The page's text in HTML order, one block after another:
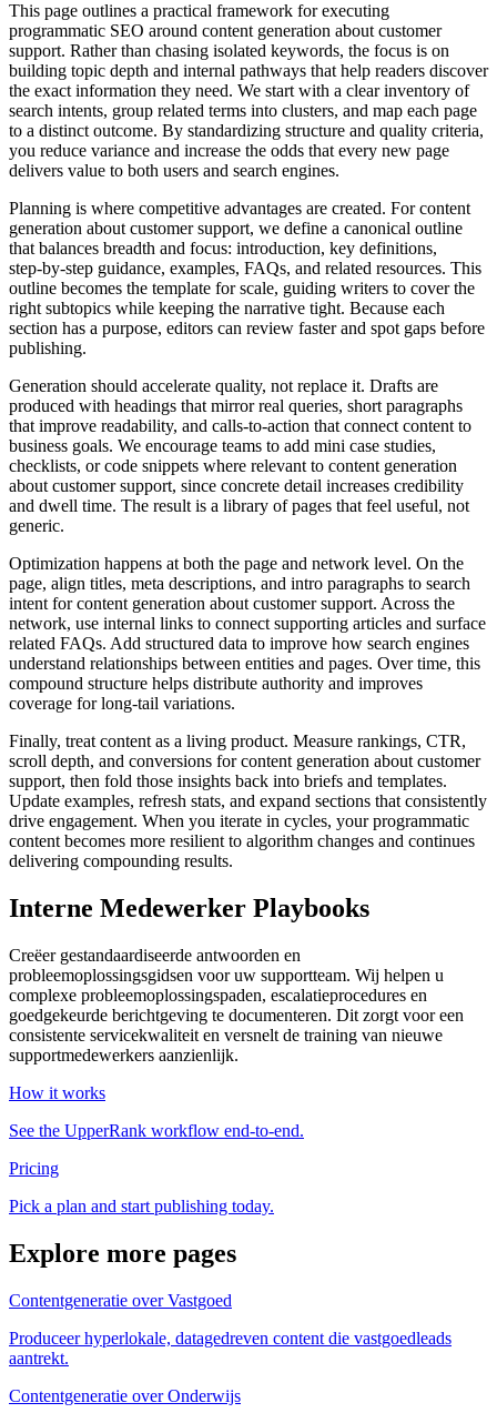
This page outlines a practical framework for executing
programmatic SEO around content generation about customer
support. Rather than chasing isolated keywords, the focus is on
building topic depth and internal pathways that help readers discover
the exact information they need. We start with a clear inventory of
search intents, group related terms into clusters, and map each page
to a distinct outcome. By standardizing structure and quality criteria,
you reduce variance and increase the odds that every new page
delivers value to both users and search engines.
Planning is where competitive advantages are created. For content
generation about customer support, we define a canonical outline
that balances breadth and focus: introduction, key definitions,
step‑by‑step guidance, examples, FAQs, and related resources. This
outline becomes the template for scale, guiding writers to cover the
right subtopics while keeping the narrative tight. Because each
section has a purpose, editors can review faster and spot gaps before
publishing.
Generation should accelerate quality, not replace it. Drafts are
produced with headings that mirror real queries, short paragraphs
that improve readability, and calls‑to‑action that connect content to
business goals. We encourage teams to add mini case studies,
checklists, or code snippets where relevant to content generation
about customer support, since concrete detail increases credibility
and dwell time. The result is a library of pages that feel useful, not
generic.
Optimization happens at both the page and network level. On the
page, align titles, meta descriptions, and intro paragraphs to search
intent for content generation about customer support. Across the
network, use internal links to connect supporting articles and surface
related FAQs. Add structured data to improve how search engines
understand relationships between entities and pages. Over time, this
compound structure helps distribute authority and improves
coverage for long‑tail variations.
Finally, treat content as a living product. Measure rankings, CTR,
scroll depth, and conversions for content generation about customer
support, then fold those insights back into briefs and templates.
Update examples, refresh stats, and expand sections that consistently
drive engagement. When you iterate in cycles, your programmatic
content becomes more resilient to algorithm changes and continues
delivering compounding results.
Interne Medewerker Playbooks
Creëer gestandaardiseerde antwoorden en
probleemoplossingsgidsen voor uw supportteam. Wij helpen u
complexe probleemoplossingspaden, escalatieprocedures en
goedgekeurde berichtgeving te documenteren. Dit zorgt voor een
consistente servicekwaliteit en versnelt de training van nieuwe
supportmedewerkers aanzienlijk.
How it works
See the UpperRank workflow end-to-end.
Pricing
Pick a plan and start publishing today.
Explore more pages
Contentgeneratie over Vastgoed
Produceer hyperlokale, datagedreven content die vastgoedleads
aantrekt.
Contentgeneratie over Onderwijs